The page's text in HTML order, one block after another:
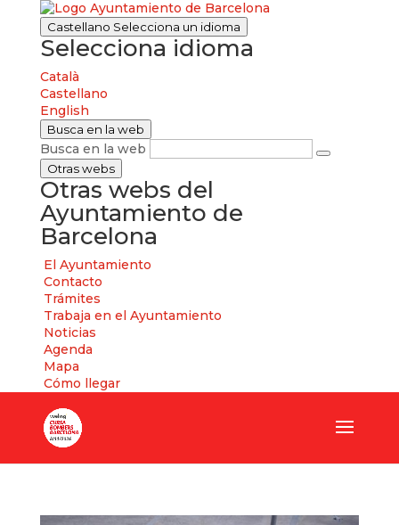
Castellano Selecciona un idioma
Selecciona idioma
Català
Castellano
English
Busca en la web
Busca en la web
Otras webs
Otras webs del
Ayuntamiento de
Barcelona
El Ayuntamiento
Contacto
Trámites
Trabaja en el Ayuntamiento
Noticias
Agenda
Mapa
Cómo llegar